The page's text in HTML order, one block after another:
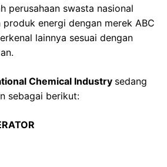
perusahaan swasta nasional
energi dengan merek ABC
lainnya sesuai dengan
Chemical Industry sedang
sebagai berikut: